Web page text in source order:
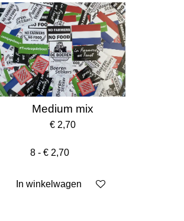
Medium mix
€ 2,70
In winkelwagen